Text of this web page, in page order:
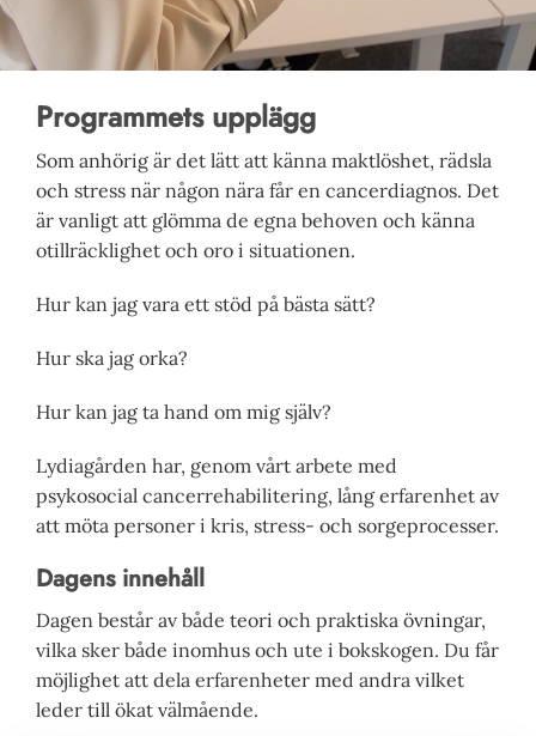
Programmets upplägg
Som anhörig är det lätt att känna maktlöshet, rädsla
och stress när någon nära får en cancerdiagnos. Det
är vanligt att glömma de egna behoven och känna
otillräcklighet och oro i situationen.
Hur kan jag vara ett stöd på bästa sätt?
Hur ska jag orka?
Hur kan jag ta hand om mig själv?
Lydiagården har, genom vårt arbete med
psykosocial cancerrehabilitering, lång erfarenhet av
att möta personer i kris, stress- och sorgeprocesser.
Dagens innehåll
Dagen består av både teori och praktiska övningar,
vilka sker både inomhus och ute i bokskogen. Du får
möjlighet att dela erfarenheter med andra vilket
leder till ökat välmående.